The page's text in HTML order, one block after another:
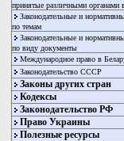
принятые различными органами
Законодательные и
по темам
Законодательные и
по виду документы
Международное право в
Законодательство СССР
Законы других стран
Кодексы
Законодательство РФ
Право Украины
Полезные ресурсы